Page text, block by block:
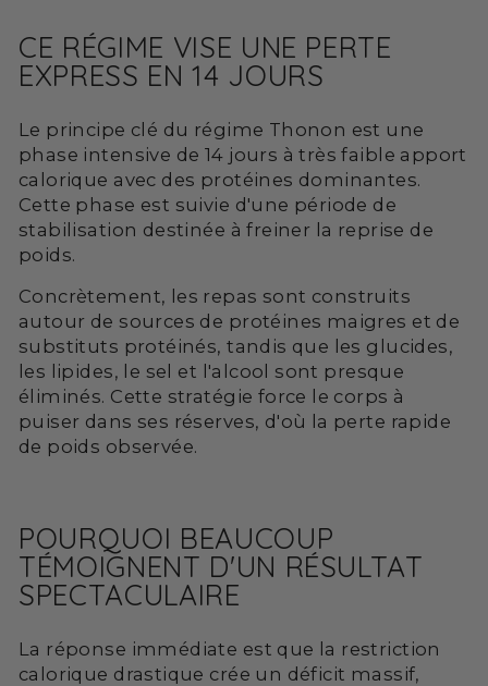
CE RÉGIME VISE UNE PERTE
EXPRESS EN 14 JOURS
Le principe clé du régime Thonon est une
phase intensive de 14 jours à très faible apport
calorique avec des protéines dominantes.
Cette phase est suivie d'une période de
stabilisation destinée à freiner la reprise de
poids.
Concrètement, les repas sont construits
autour de sources de protéines maigres et de
substituts protéinés, tandis que les glucides,
les lipides, le sel et l'alcool sont presque
éliminés. Cette stratégie force le corps à
puiser dans ses réserves, d'où la perte rapide
de poids observée.
POURQUOI BEAUCOUP
TÉMOIGNENT D'UN RÉSULTAT
SPECTACULAIRE
La réponse immédiate est que la restriction
calorique drastique crée un déficit massif,